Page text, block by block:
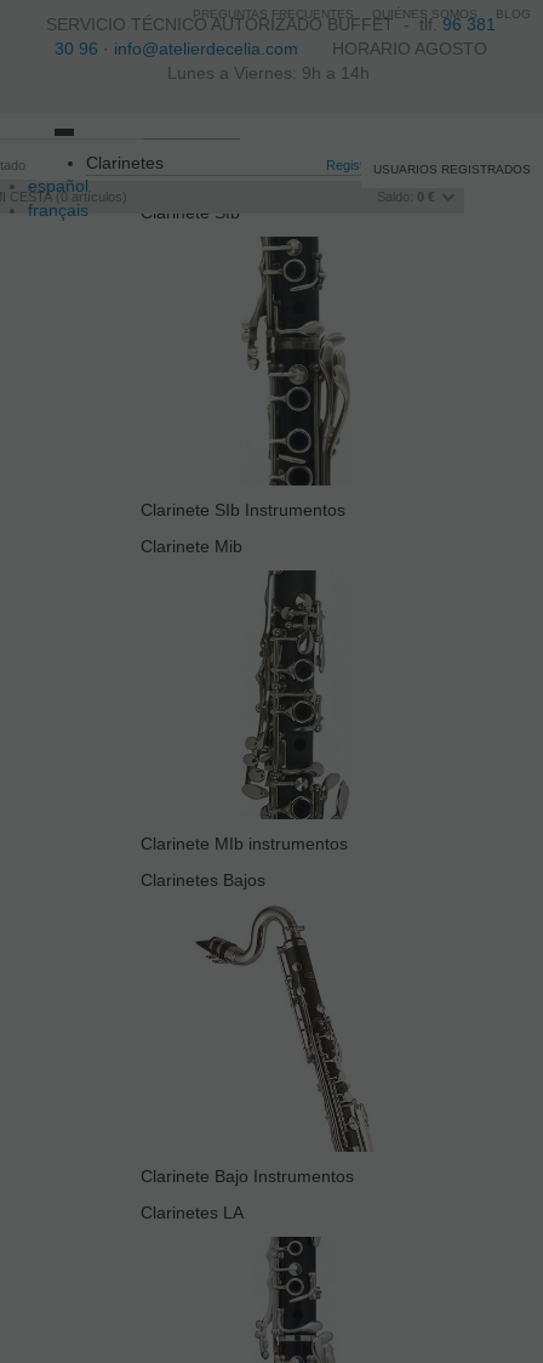
SERVICIO TÉCNICO AUTORIZADO BUFFET -tlf.96 381
30 96 · info@atelierdecelia.com HORARIO AGOSTO
Lunes a Viernes: 9h a 14h
español
français
Registro /Iniciar sesión
CESTA 0 artículos Saldo: 0 €
USUARIOS REGISTRADOS
navigation
Clarinetes
Clarinete SIb
Clarinete SIb Instrumentos
Clarinete Mib
Clarinete MIb instrumentos
Clarinetes Bajos
Clarinete Bajo Instrumentos
Clarinetes LA
PREGUNTAS FRECUENTES QUIÉNES SOMOS BLOG